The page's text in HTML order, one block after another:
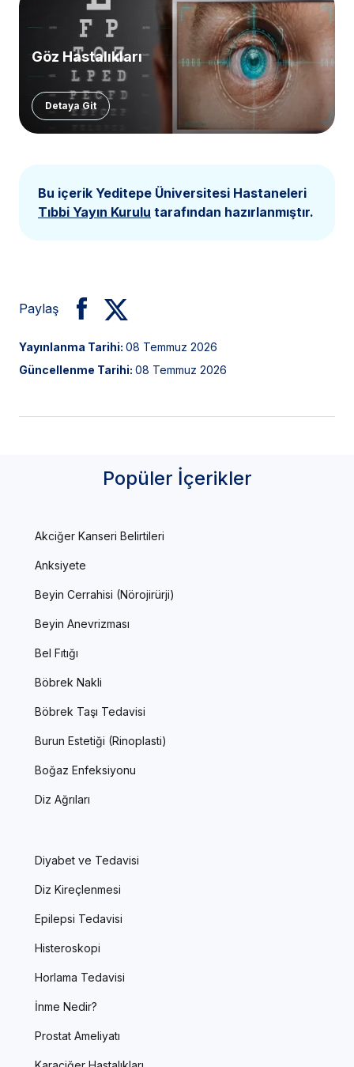
Göz Hastalıkları
Detaya Git
Bu içerik Yeditepe Üniversitesi Hastaneleri
Tıbbi Yayın Kurulu tarafından hazırlanmıştır.
Paylaş
Yayınlanma Tarihi: 08 Temmuz 2026
Güncellenme Tarihi: 08 Temmuz 2026
Popüler İçerikler
Akciğer Kanseri Belirtileri
Anksiyete
Beyin Cerrahisi (Nörojirürji)
Beyin Anevrizması
Bel Fıtığı
Böbrek Nakli
Böbrek Taşı Tedavisi
Burun Estetiği (Rinoplasti)
Boğaz Enfeksiyonu
Diz Ağrıları
Diyabet ve Tedavisi
Diz Kireçlenmesi
Epilepsi Tedavisi
Histeroskopi
Horlama Tedavisi
İnme Nedir?
Prostat Ameliyatı